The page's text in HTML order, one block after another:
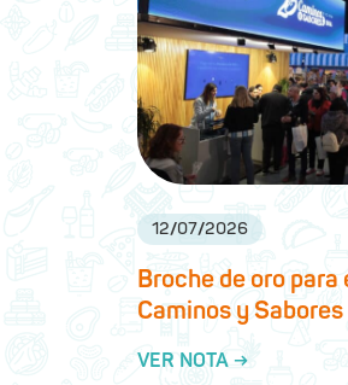
12/07/2026
Broche de oro
Caminos y
VER NOTA →